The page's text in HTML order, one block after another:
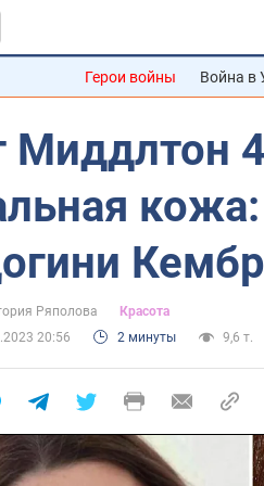
Герои войны Война в
Миддлтон
Ряполова
Красота
20:56
2 минуты 9,6 т.